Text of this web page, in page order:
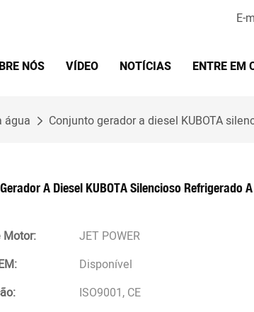
E-
NÓS VÍDEO NOTÍCIAS ENTRE EM
água Conjunto gerador a diesel KUBOTA
A Diesel KUBOTA Silencioso Refrigerado
Motor:
JET POWER
Disponível
ISO9001, CE